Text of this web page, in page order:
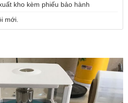
kho kèm phiếu bảo hành
mới.